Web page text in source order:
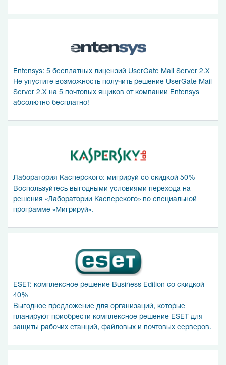
Entensys: 5 бесплатных лицензий UserGate Mail Server 2.X
Не упустите возможность получить решение UserGate Mail
Server 2.X на 5 почтовых ящиков от компании Entensys
абсолютно бесплатно!
Лаборатория Касперского: мигрируй со скидкой 50%
Воспользуйтесь выгодными условиями перехода на
решения «Лаборатории Касперского» по специальной
программе «Мигрируй».
ESET: комплексное решение Business Edition со скидкой
40%
Выгодное предложение для организаций, которые
планируют приобрести комплексное решение ESET для
защиты рабочих станций, файловых и почтовых серверов.